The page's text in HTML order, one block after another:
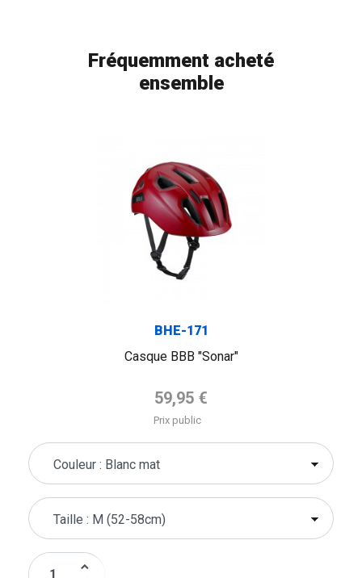
Fréquemment acheté
ensemble
BHE-171
Casque BBB "Sonar"
Prix de base
59,95 €
Prix public
keyboard_arrow_up